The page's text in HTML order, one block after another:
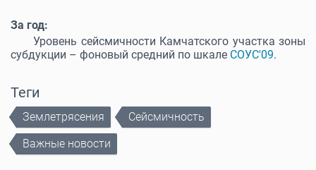
За год:
Уровень сейсмичности Камчатского участка зоны
субдукции – фоновый средний по шкале СОУС'09.
Теги
Землетрясения
Сейсмичность
Важные новости